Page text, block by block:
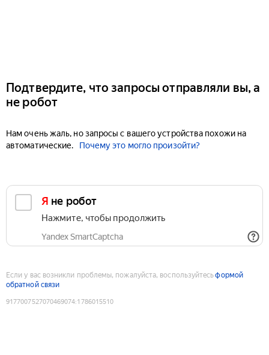
Подтвердите, что запросы отправляли вы, а
не робот
Нам очень жаль, но запросы с вашего устройства похожи на
автоматические.
Почему это могло произойти?
Я не робот
Нажмите, чтобы продолжить
Yandex SmartCaptcha
Если у вас возникли проблемы, пожалуйста, воспользуйтесьформой
обратной связи
9177007527070469074:1786015510